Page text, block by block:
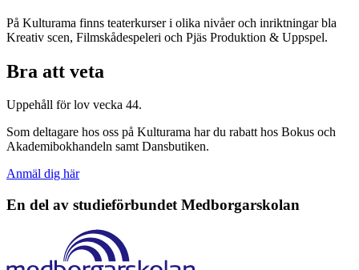
På Kulturama finns teaterkurser i olika nivåer och inriktningar bla
Kreativ scen, Filmskådespeleri och Pjäs Produktion & Uppspel.
Bra att veta
Uppehåll för lov vecka 44.
Som deltagare hos oss på Kulturama har du rabatt hos Bokus och
Akademibokhandeln samt Dansbutiken.
Anmäl dig här
En del av studieförbundet Medborgarskolan